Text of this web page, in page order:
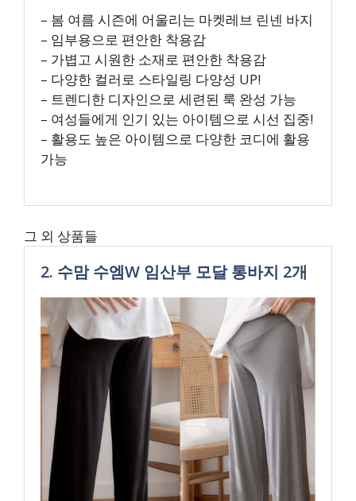
– 봄 여름 시즌에 어울리는 마켓레브 린넨 바지
– 임부용으로 편안한 착용감
– 가볍고 시원한 소재로 편안한 착용감
– 다양한 컬러로 스타일링 다양성 UP!
– 트렌디한 디자인으로 세련된 룩 완성 가능
– 여성들에게 인기 있는 아이템으로 시선 집중!
– 활용도 높은 아이템으로 다양한 코디에 활용
가능
그 외 상품들
2. 수맘 수엠W 임산부 모달 통바지 2개